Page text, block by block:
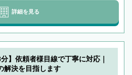
詳細を見る
】依頼者様目線で丁寧に対応｜
解決を目指します